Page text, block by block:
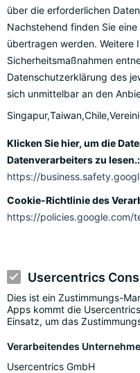
über die erforderlichen
Nachstehend finden Sie
übertragen werden. Weitere
Sicherheitsmaßnahmen
Datenschutzerklärung des
sich unmittelbar an den
Klicken Sie hier, um die
Datenverarbeiters zu lesen.:
https://
Cookie-Richtlinie des
https://policies.google.com/
Usercentrics
Dies ist ein Zustimmungs-
Apps kommt die
Einsatz, um das
Verarbeitendes
Usercentrics GmbH